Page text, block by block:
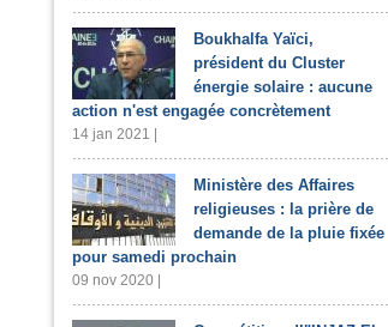
Boukhalfa Yaïci,
président du Cluster
énergie solaire : aucune
action n'est engagée concrètement
14 jan 2021 |
Ministère des Affaires
religieuses : la prière de
demande de la pluie fixée
pour samedi prochain
09 nov 2020 |